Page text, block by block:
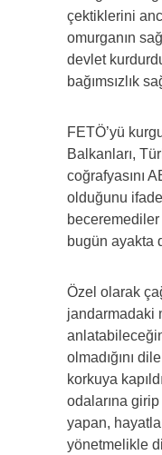
çektiklerini
omurganın
devlet
bağımsızlık
FETÖ’yü
Balkanları,
coğrafyasını
olduğunu
bugün ayakta
Özel olarak
jandarmadaki
olmadığını
korkuya
odalarına
yapan,
yönetmelikle